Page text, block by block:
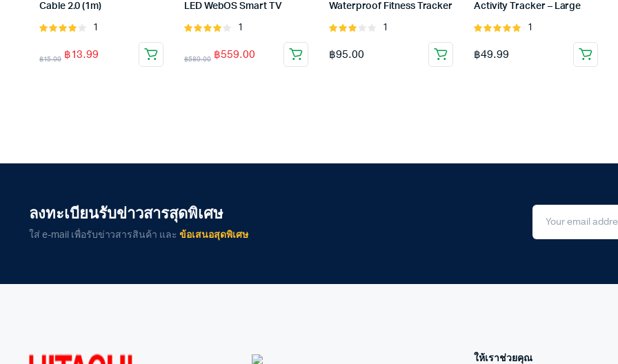
Cable 2.0 (1m)
Rated
of 5
1
฿15.99 ฿13.99
LED WebOS Smart TV
Rated
of 5
1
฿589.00 ฿559.00
Waterproof Fitness Tracker
Rated
out of
1
฿95.00
Activity Tracker – Large
Rated
5
1
฿49.99
ลงทะเบียนรับข่าวสารสุดพิเศษ
ใส่ e-mail เพื่อรับข่าวสารสินค้า และข้อเสนอสุดพิเศษ
ให้เราช่วยคุณ